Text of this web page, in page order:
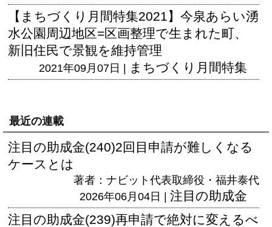
【まちづくり月間特集2021】今泉あらい湧
水公園周辺地区=区画整理で生まれた町、
新旧住民で景観を維持管理
2021年09月07日 | まちづくり月間特集
最近の連載
注目の助成金(240)2回目申請が難しくなる
ケースとは
著者：ナビット代表取締役・福井泰代
2026年06月04日 | 注目の助成金
注目の助成金(239)再申請で絶対に変えるべ